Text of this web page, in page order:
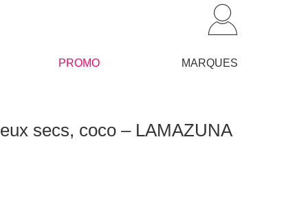
PROMO MARQUES
secs, coco – LAMAZUNA